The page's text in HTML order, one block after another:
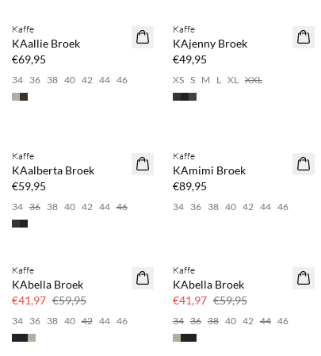
NEWS
Kaffe
KAallie Broek
€69,95
34 36 38 40 42 44 46
NEWS
Kaffe
KAjenny Broek
€49,95
XS S M L XL XXL
NEWS
Kaffe
KAalberta Broek
€59,95
34 36 38 40 42 44 46
NEWS
Kaffe
KAmimi Broek
€89,95
34 36 38 40 42 44 46
SAVE20
Kaffe
KAbella Broek
€41,97 €59,95
34 36 38 40 42 44 46
SAVE20
Kaffe
KAbella Broek
€41,97 €59,95
34 36 38 40 42 44 46